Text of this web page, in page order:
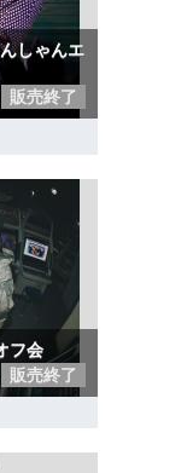
しゃんエ
販売終了
フ会
販売終了